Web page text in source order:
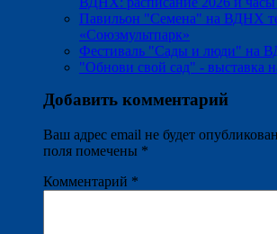
Павильон "Семена" на ВДНХ
«Союзмультпарк»
Фестиваль "Сады и люди" на
"Обнови свой сад" - выставка
Добавить комментарий
Ваш адрес email не будет
поля помечены *
Комментарий *